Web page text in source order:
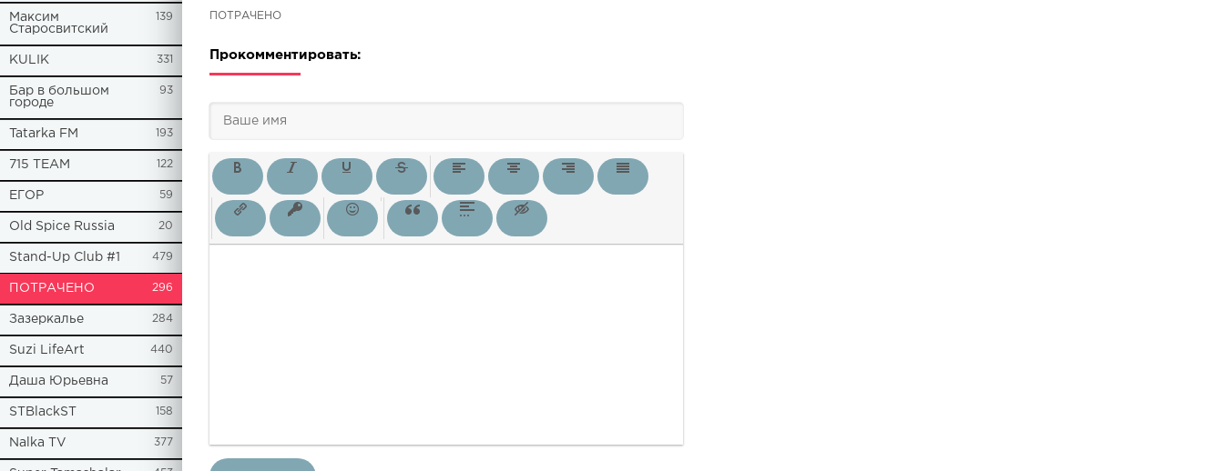
Максим
Старосвитский
139
KULIK 331
Бар в большом
городе
93
Tatarka FM 193
715 TEAM 122
ЕГОР 59
Old Spice Russia 20
Stand-Up Club #1 479
ПОТРАЧЕНО 296
Зазеркалье 284
Suzi LifeArt 440
Даша Юрьевна 57
STBlackST 158
Nalka TV 377
ПОТРАЧЕНО
Прокомментировать: